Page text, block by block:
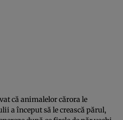
că animalelor cărora le
a început să le crească părul,